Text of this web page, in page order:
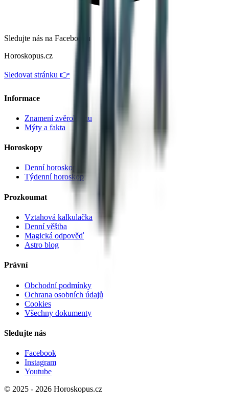
Sledujte nás na Facebooku
Horoskopus.cz
Sledovat stránku 👉
Informace
Znamení zvěrokruhu
Mýty a fakta
Horoskopy
Denní horoskop
Týdenní horoskop
Prozkoumat
Vztahová kalkulačka
Denní věštba
Magická odpověď
Astro blog
Právní
Obchodní podmínky
Ochrana osobních údajů
Cookies
Všechny dokumenty
Sledujte nás
Facebook
Instagram
Youtube
© 2025 - 2026 Horoskopus.cz